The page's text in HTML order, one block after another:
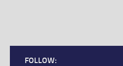
FOLLOW: